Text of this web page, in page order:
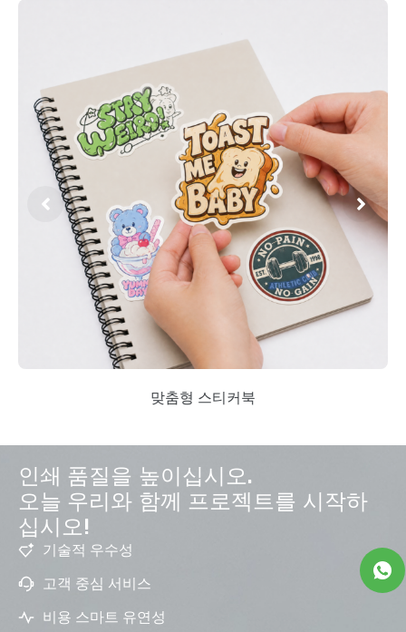
맞춤형 스티커북
인쇄 품질을 높이십시오.
오늘 우리와 함께 프로젝트를 시작하
십시오!
기술적 우수성
고객 중심 서비스
비용 스마트 유연성